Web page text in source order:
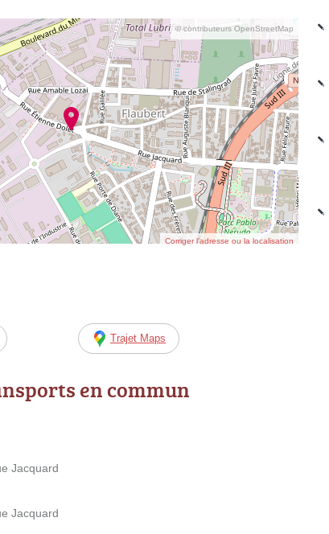
© contributeurs OpenStreetMap
Corriger l’adresse ou la localisation
Trajet Maps
en commun
Jacquard
Jacquard